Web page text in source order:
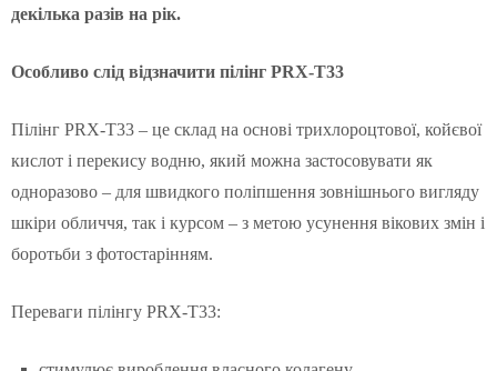
декілька разів на рік.
Особливо слід відзначити пілінг PRX-T33
Пілінг PRX-T33 – це склад на основі трихлороцтової, койєвої
кислот і перекису водню, який можна застосовувати як
одноразово – для швидкого поліпшення зовнішнього вигляду
шкіри обличчя, так і курсом – з метою усунення вікових змін і
боротьби з фотостарінням.
Переваги пілінгу PRX-T33: